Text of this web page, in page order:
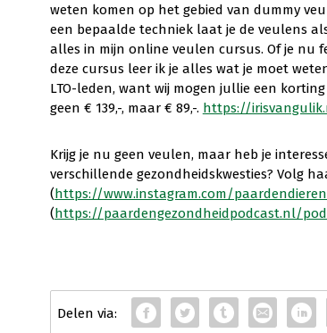
weten komen op het gebied van dummy
een bepaalde techniek laat je de veulens
alles in mijn online veulen cursus. Of je nu
deze cursus leer ik je alles wat je moet
LTO-leden, want wij mogen jullie een
geen € 139,-, maar € 89,-. https://
Krijg je nu geen veulen, maar heb je
verschillende gezondheidskwesties? Volg
(https://www.instagram.com/
(https://paardengezondheidpodcast.nl/